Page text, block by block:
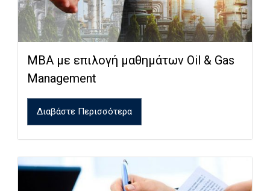
MBA με επιλογή μαθημάτων Oil & Gas
Management
Διαβάστε Περισσότερα